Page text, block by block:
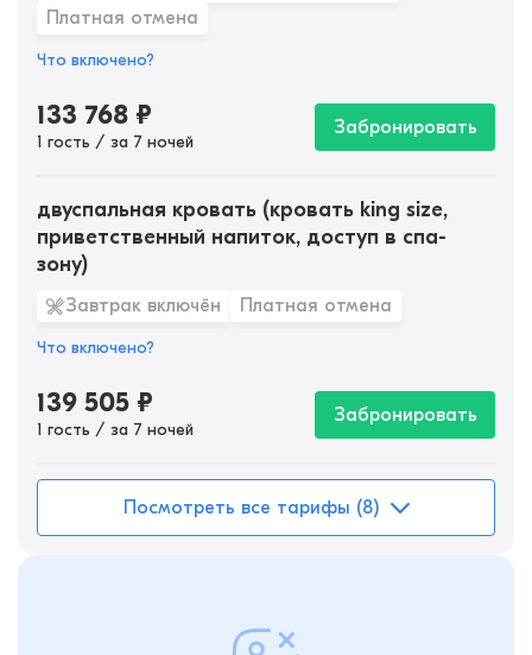
Платная отмена
Что включено?
133 768 ₽
1 гость / за 7 ночей
Забронировать
двуспальная кровать (кровать king size,
приветственный напиток, доступ в спа-
зону)
Завтрак включён Платная отмена
Что включено?
139 505 ₽
1 гость / за 7 ночей
Забронировать
Посмотреть все тарифы (8)